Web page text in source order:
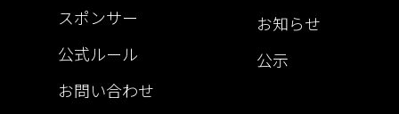
スポンサー
公式ルール
お問い合わせ
お知らせ
公示